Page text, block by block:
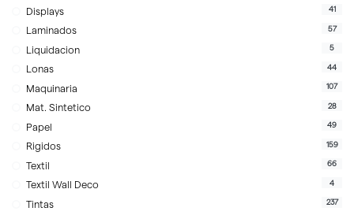
Displays 41
Laminados 57
Liquidacion 5
Lonas 44
Maquinaria 107
Mat. Sintetico 28
Papel 49
Rigidos 159
Textil 66
Textil Wall Deco 4
Tintas 237